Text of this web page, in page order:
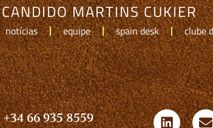
CANDIDO MARTINS CUKIER
notícias equipe spain desk clube
+34 66 935 8559